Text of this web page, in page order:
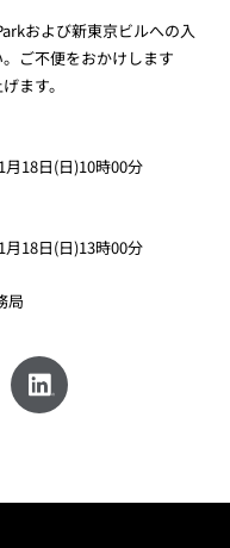
および新東京ビルへの入
ご不便をおかけします
ます。
1月18日(日)10時00分
1月18日(日)13時00分
局